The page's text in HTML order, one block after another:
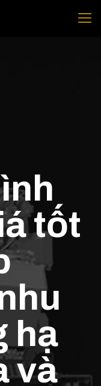
tốt
hạ
và